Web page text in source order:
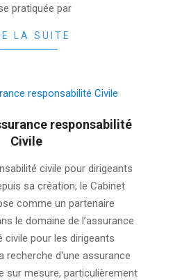
pratiquée par
LA SUITE
responsabilité
Civile
civile pour dirigeants
sa création, le Cabinet
comme un partenaire
le domaine de l’assurance
civile pour les dirigeants
recherche d'une assurance
sur mesure, particulièrement